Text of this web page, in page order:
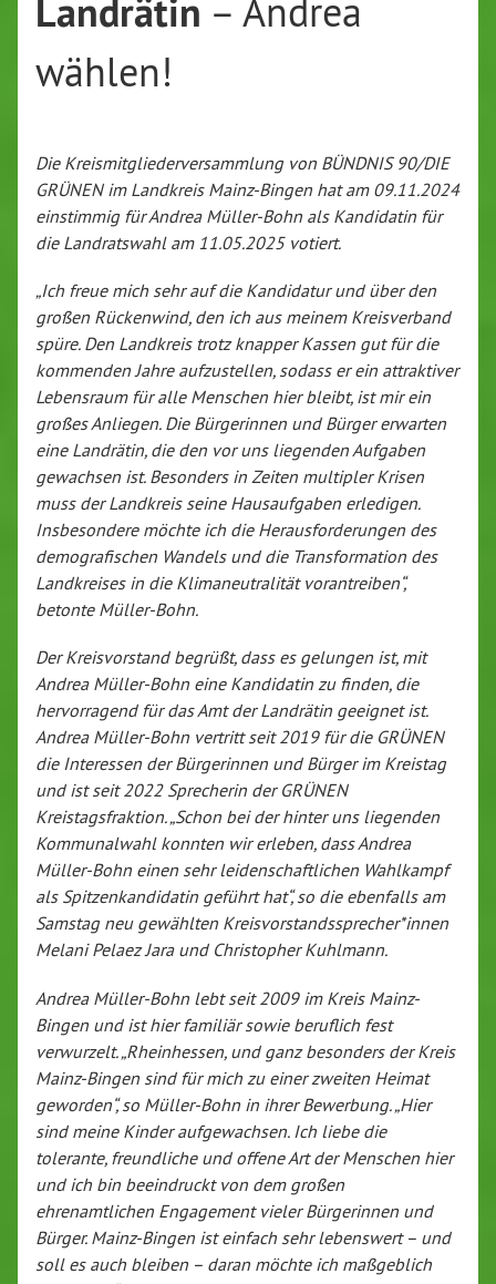
Landrätin – Andrea
wählen!
Die Kreismitgliederversammlung von BÜNDNIS 90/DIE
GRÜNEN im Landkreis Mainz-Bingen hat am 09.11.2024
einstimmig für Andrea Müller-Bohn als Kandidatin für
die Landratswahl am 11.05.2025 votiert.
„Ich freue mich sehr auf die Kandidatur und über den
großen Rückenwind, den ich aus meinem Kreisverband
spüre. Den Landkreis trotz knapper Kassen gut für die
kommenden Jahre aufzustellen, sodass er ein attraktiver
Lebensraum für alle Menschen hier bleibt, ist mir ein
großes Anliegen. Die Bürgerinnen und Bürger erwarten
eine Landrätin, die den vor uns liegenden Aufgaben
gewachsen ist. Besonders in Zeiten multipler Krisen
muss der Landkreis seine Hausaufgaben erledigen.
Insbesondere möchte ich die Herausforderungen des
demografischen Wandels und die Transformation des
Landkreises in die Klimaneutralität vorantreiben“,
betonte Müller-Bohn.
Der Kreisvorstand begrüßt, dass es gelungen ist, mit
Andrea Müller-Bohn eine Kandidatin zu finden, die
hervorragend für das Amt der Landrätin geeignet ist.
Andrea Müller-Bohn vertritt seit 2019 für die GRÜNEN
die Interessen der Bürgerinnen und Bürger im Kreistag
und ist seit 2022 Sprecherin der GRÜNEN
Kreistagsfraktion. „Schon bei der hinter uns liegenden
Kommunalwahl konnten wir erleben, dass Andrea
Müller-Bohn einen sehr leidenschaftlichen Wahlkampf
als Spitzenkandidatin geführt hat“, so die ebenfalls am
Samstag neu gewählten Kreisvorstandssprecher*innen
Melani Pelaez Jara und Christopher Kuhlmann.
Andrea Müller-Bohn lebt seit 2009 im Kreis Mainz-
Bingen und ist hier familiär sowie beruflich fest
verwurzelt. „Rheinhessen, und ganz besonders der Kreis
Mainz-Bingen sind für mich zu einer zweiten Heimat
geworden“, so Müller-Bohn in ihrer Bewerbung. „Hier
sind meine Kinder aufgewachsen. Ich liebe die
tolerante, freundliche und offene Art der Menschen hier
und ich bin beeindruckt von dem großen
ehrenamtlichen Engagement vieler Bürgerinnen und
Bürger. Mainz-Bingen ist einfach sehr lebenswert – und
soll es auch bleiben – daran möchte ich maßgeblich